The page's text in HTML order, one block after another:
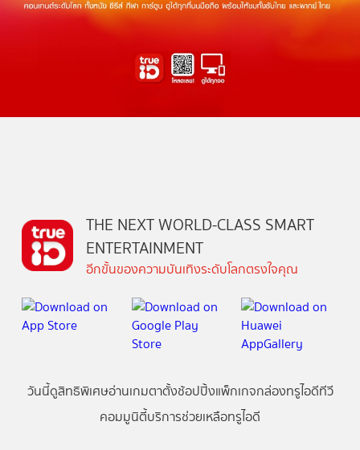
THE NEXT WORLD-CLASS SMART
ENTERTAINMENT
อีกขั้นของความบันเทิงระดับโลกตรงใจคุณ
วันนี้ดูสิทธิพิเศษอ่านเกมตาตั้งช้อปปิ้งแพ็กเกจกล่องทรูไอดีทีวี
คอมมูนิตี้บริการช่วยเหลือทรูไอดี